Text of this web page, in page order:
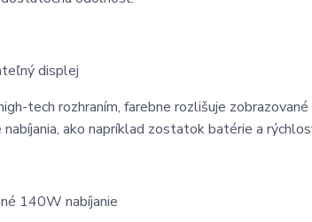
displej
tech rozhraním, farebne rozlišuje
ako napríklad zostatok batérie a
140W nabíjanie